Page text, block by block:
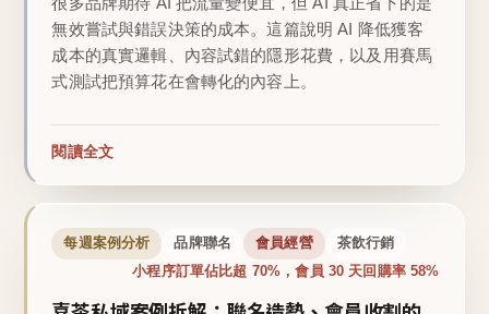
無效嘗試與錯誤決策的成本。這篇說明 AI 降低獲客
成本的真實邏輯、內容試錯的隱形花費，以及用賽馬
式測試把預算花在會轉化的內容上。
閱讀全文
每週案例分析 品牌聯名 會員經營 茶飲行銷
小程序訂單佔比超 70%，會員 30 天回購率 58%